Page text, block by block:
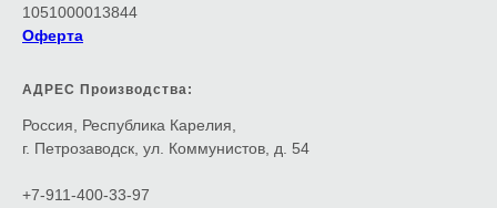
1051000013844
Оферта
АДРЕС Производства:
Россия, Республика Карелия,
г. Петрозаводск, ул. Коммунистов, д. 54
+7-911-400-33-97